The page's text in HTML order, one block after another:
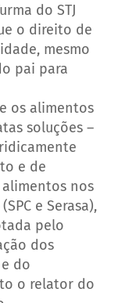
do STJ
o direito de
mesmo
pai para
os alimentos
soluções –
e de
nos
e Serasa),
pelo
dos
do
o relator do